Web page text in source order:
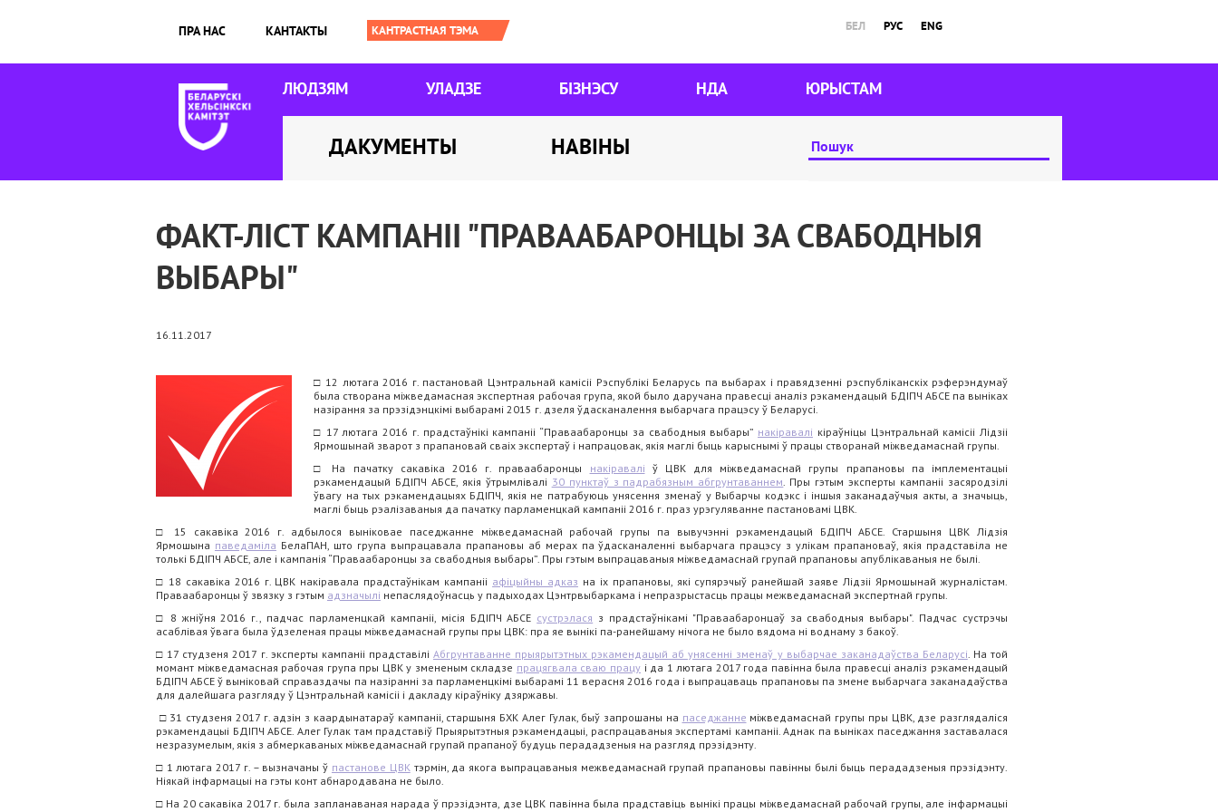
ПРА НАС КАНТАКТЫ БЕЛ РУС ENG
ЛЮДЗЯМ УЛАДЗЕ БІЗНЭСУ НДА ЮРЫСТАМ
ДАКУМЕНТЫ НАВІНЫ
ФАКТ-ЛІСТ КАМПАНІІ "ПРАВААБАРОНЦЫ ЗА СВАБОДНЫЯ
ВЫБАРЫ"
16.11.2017
□ 12 лютага 2016 г. пастановай Цэнтральнай камісіі Рэспублікі Беларусь па выбарах і правядзенні рэспубліканскіх рэферэндумаў
была створана міжведамасная экспертная рабочая група, якой было даручана правесці аналіз рэкамендацый БДІПЧ АБСЕ па выніках
назірання за прэзідэнцкімі выбарамі 2015 г. дзеля ўдасканалення выбарчага працэсу ў Беларусі.
□ 17 лютага 2016 г. прадстаўнікі кампаніі “Праваабаронцы за свабодныя выбары” накіравалі кіраўніцы Цэнтральнай камісіі Лідзіі
Ярмошынай зварот з прапановай сваіх экспертаў і напрацовак, якія маглі быць карыснымі ў працы створанай міжведамаснай групы.
□ На пачатку сакавіка 2016 г. праваабаронцы накіравалі ў ЦВК для міжведамаснай групы прапановы па імплементацыі
рэкамендацый БДІПЧ АБСЕ, якія ўтрымлівалі 30 пунктаў з падрабязным абгрунтаваннем. Пры гэтым эксперты кампаніі засяродзілі
ўвагу на тых рэкамендацыях БДІПЧ, якія не патрабуюць унясення зменаў у Выбарчы кодэкс і іншыя заканадаўчыя акты, а значыць,
маглі быць рэалізаваныя да пачатку парламенцкай кампаніі 2016 г. праз урэгуляванне пастановамі ЦВК.
□ 15 сакавіка 2016 г. адбылося выніковае паседжанне міжведамаснай рабочай групы па вывучэнні рэкамендацый БДІПЧ АБСЕ. Старшыня ЦВК Лідзія
Ярмошына паведаміла БелаПАН, што група выпрацавала прапановы аб мерах па ўдасканаленні выбарчага працэсу з улікам прапановаў, якія прадставіла не
толькі БДІПЧ АБСЕ, але і кампанія “Праваабаронцы за свабодныя выбары”. Пры гэтым выпрацаваныя міжведамаснай групай прапановы апублікаваныя не былі.
□ 18 сакавіка 2016 г. ЦВК накіравала прадстаўнікам кампаніі афіцыйны адказ на іх прапановы, які супярэчыў ранейшай заяве Лідзіі Ярмошынай журналістам.
Праваабаронцы ў звязку з гэтым адзначылі непаслядоўнасць у падыходах Цэнтрвыбаркама і непразрыстасць працы межведамаснай экспертнай групы.
□ 8 жніўня 2016 г., падчас парламенцкай кампаніі, місія БДІПЧ АБСЕ сустрэлася з прадстаўнікамі "Праваабаронцаў за свабодныя выбары". Падчас сустрэчы
асаблівая ўвага была ўдзеленая працы міжведамаснай групы пры ЦВК: пра яе вынікі па-ранейшаму нічога не было вядома ні воднаму з бакоў.
□ 17 студзеня 2017 г. эксперты кампаніі прадставілі Абгрунтаванне прыярытэтных рэкамендацый аб унясенні зменаў у выбарчае заканадаўства Беларусі. На той
момант міжведамасная рабочая група пры ЦВК у змененым складзе працягвала сваю працу і да 1 лютага 2017 года павінна была правесці аналіз рэкамендацый
БДІПЧ АБСЕ ў выніковай справаздачы па назіранні за парламенцкімі выбарамі 11 верасня 2016 года і выпрацаваць прапановы па змене выбарчага заканадаўства
для далейшага разгляду ў Цэнтральнай камісіі і дакладу кіраўніку дзяржавы.
□ 31 студзеня 2017 г. адзін з каардынатараў кампаніі, старшыня БХК Алег Гулак, быў запрошаны на паседжанне міжведамаснай групы пры ЦВК, дзе разглядаліся
рэкамендацыі БДІПЧ АБСЕ. Алег Гулак там прадставіў Прыярытэтныя рэкамендацыі, распрацаваныя экспертамі кампаніі. Аднак па выніках паседжання заставалася
незразумелым, якія з абмеркаваных міжведамаснай групай прапаноў будуць перададзеныя на разгляд прэзідэнту.
□ 1 лютага 2017 г. – вызначаны ў пастанове ЦВКтэрмін, да якога выпрацаваныя межведамаснай групай прапановы павінны былі быць перададзеныя прэзідэнту.
Ніякай інфармацыі на гэты конт абнародавана не было.
□ На 20 сакавіка 2017 г. была запланаваная нарада ў прэзідэнта, дзе ЦВК павінна была прадставіць вынікі працы міжведамаснай рабочай групы, але інфармацыі